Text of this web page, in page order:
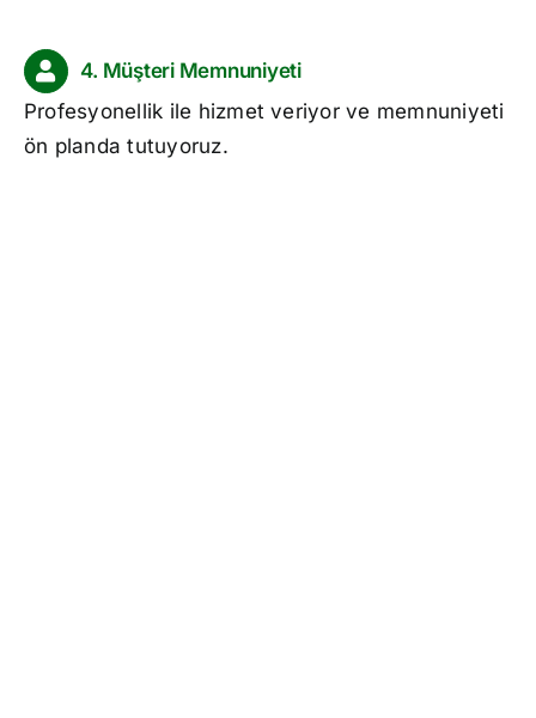
4. Müşteri Memnuniyeti
Profesyonellik ile hizmet veriyor ve memnuniyeti
ön planda tutuyoruz.